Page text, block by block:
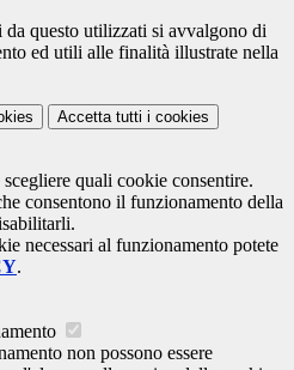
questo utilizzati si avvalgono di
ed utili alle finalità illustrate nella
Accetta tutti i cookies
quali cookie consentire.
consentono il funzionamento della
necessari al funzionamento potete
.
non possono essere